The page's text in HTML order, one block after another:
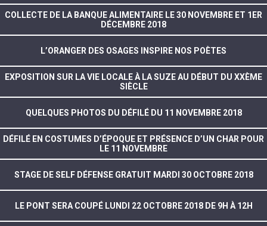
COLLECTE DE LA BANQUE ALIMENTAIRE LE 30 NOVEMBRE ET 1ER
DÉCEMBRE 2018
L’ORANGER DES OSAGES INSPIRE NOS POÈTES
EXPOSITION SUR LA VIE LOCALE À LA SUZE AU DÉBUT DU XXÈME
SIÈCLE
QUELQUES PHOTOS DU DÉFILÉ DU 11 NOVEMBRE 2018
DÉFILÉ EN COSTUMES D’ÉPOQUE ET PRÉSENCE D’UN CHAR POUR
LE 11 NOVEMBRE
STAGE DE SELF DÉFENSE GRATUIT MARDI 30 OCTOBRE 2018
LE PONT SERA COUPÉ LUNDI 22 OCTOBRE 2018 DE 9H À 12H